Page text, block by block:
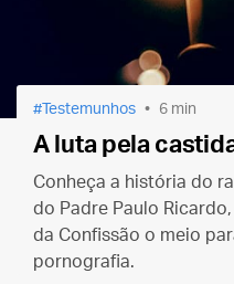
Testemunhos 6 min
A luta pela
Conheça a história do
do Padre Paulo
da Confissão o meio
pornografia.